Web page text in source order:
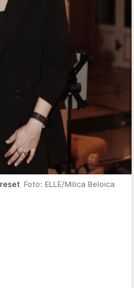
Foto: ELLE/Milica Beloica